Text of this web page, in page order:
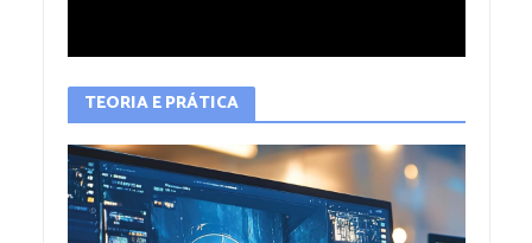
TEORIA E PRÁTICA